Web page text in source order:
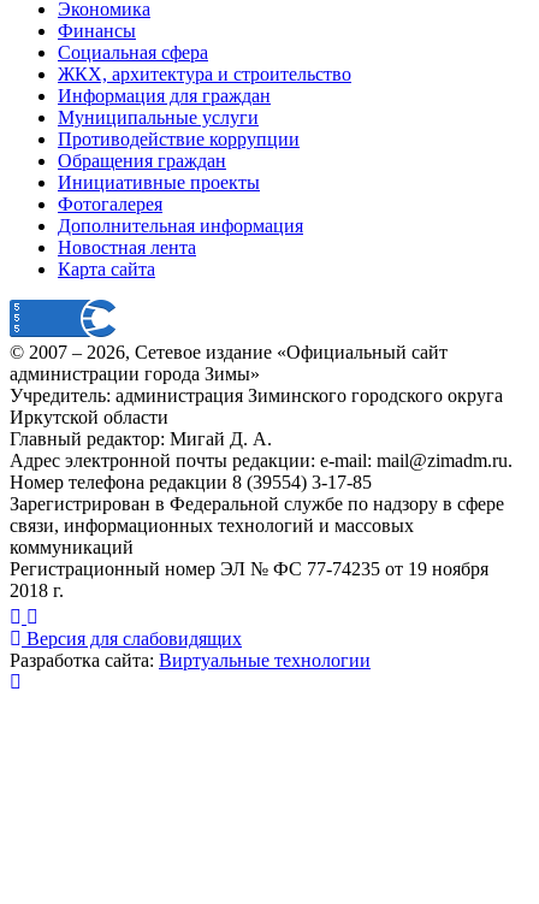
Экономика
Финансы
Социальная сфера
ЖКХ, архитектура и строительство
Информация для граждан
Муниципальные услуги
Противодействие коррупции
Обращения граждан
Инициативные проекты
Фотогалерея
Дополнительная информация
Новостная лента
Карта сайта
© 2007 – 2026, Сетевое издание «Официальный сайт
администрации города Зимы»
Учредитель: администрация Зиминского городского округа
Иркутской области
Главный редактор: Мигай Д. А.
Адрес электронной почты редакции: e-mail: mail@zimadm.ru.
Номер телефона редакции 8 (39554) 3-17-85
Зарегистрирован в Федеральной службе по надзору в сфере
связи, информационных технологий и массовых
коммуникаций
Регистрационный номер ЭЛ № ФС 77-74235 от 19 ноября
2018 г.
Версия для слабовидящих
Разработка сайта: Виртуальные технологии